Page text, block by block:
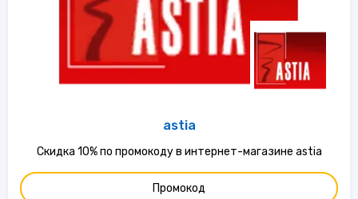
astia
Скидка 10% по промокоду в интернет-магазине astia
Промокод